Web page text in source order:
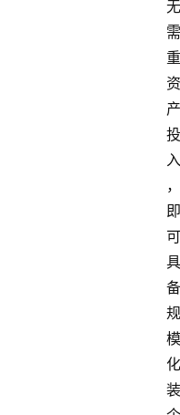
无
需
重
资
产
投
入
，
即
可
具
备
规
模
化
装